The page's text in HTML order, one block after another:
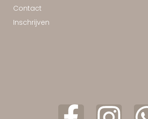
Contact
Inschrijven